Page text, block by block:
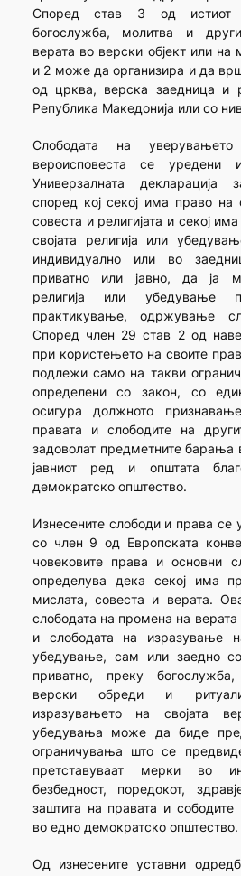
Според став 3 од истиот
богослужба, молитва и
верата во верски објект или на
и 2 може да организира и да
од црква, верска заедница и
Република Македонија или со
Слободата на
вероисповеста се
Универзалната декларација
според кој секој има право на
совеста и религијата и секој
својата религија или
индивидуално или во
приватно или јавно, да ја
религија или убедување
практикување, одржување
Според член 29 став 2 од
при користењето на своите
подлежи само на такви
определени со закон, со
осигура должното
правата и слободите на
задоволат предметните барања
јавниот ред и општата
демократско општество.
Изнесените слободи и права се
со член 9 од Европската
човековите права и основни
определува дека секој има
мислата, совеста и верата.
слободата на промена на
и слободата на изразување
убедување, сам или заедно
приватно, преку
верски обреди и
изразувањето на својата
убедувања може да биде
ограничувања што се
претставуваат мерки во
безбедност, поредокот,
заштита на правата и
во едно демократско општество.
Од изнесените уставни